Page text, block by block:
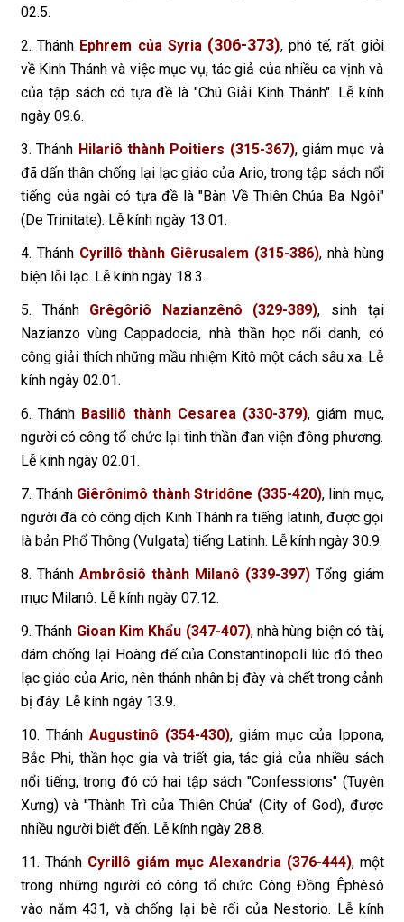
02.5.
2. Thánh Ephrem của Syria (306-373), phó tế, rất giỏi
về Kinh Thánh và việc mục vụ, tác giả của nhiều ca vịnh và
của tập sách có tựa đề là "Chú Giải Kinh Thánh". Lễ kính
ngày 09.6.
3. Thánh Hilariô thành Poitiers (315-367), giám mục và
đã dấn thân chống lại lạc giáo của Ario, trong tập sách nổi
tiếng của ngài có tựa đề là "Bàn Về Thiên Chúa Ba Ngôi"
(De Trinitate). Lễ kính ngày 13.01.
4. Thánh Cyrillô thành Giêrusalem (315-386), nhà hùng
biện lỗi lạc. Lễ kính ngày 18.3.
5. Thánh Grêgôriô Nazianzênô (329-389), sinh tại
Nazianzo vùng Cappadocia, nhà thần học nổi danh, có
công giải thích những mầu nhiệm Kitô một cách sâu xa. Lễ
kính ngày 02.01.
6. Thánh Basiliô thành Cesarea (330-379), giám mục,
người có công tổ chức lại tinh thần đan viện đông phương.
Lễ kính ngày 02.01.
7. Thánh Giêrônimô thành Stridône (335-420), linh mục,
người đã có công dịch Kinh Thánh ra tiếng latinh, được gọi
là bản Phổ Thông (Vulgata) tiếng Latinh. Lễ kính ngày 30.9.
8. ThánhAmbrôsiô thành Milanô (339-397) Tổng giám
mục Milanô. Lễ kính ngày 07.12.
9. Thánh Gioan Kim Khẩu (347-407), nhà hùng biện có tài,
dám chống lại Hoàng đế của Constantinopoli lúc đó theo
lạc giáo của Ario, nên thánh nhân bị đày và chết trong cảnh
bị đày. Lễ kính ngày 13.9.
10. Thánh Augustinô (354-430), giám mục của Ippona,
Bắc Phi, thần học gia và triết gia, tác giả của nhiều sách
nổi tiếng, trong đó có hai tập sách "Confessions" (Tuyên
Xưng) và "Thành Trì của Thiên Chúa" (City of God), được
nhiều người biết đến. Lễ kính ngày 28.8.
11. Thánh Cyrillô giám mục Alexandria (376-444), một
trong những người có công tổ chức Công Đồng Êphêsô
vào năm 431, và chống lại bè rối của Nestorio. Lễ kính